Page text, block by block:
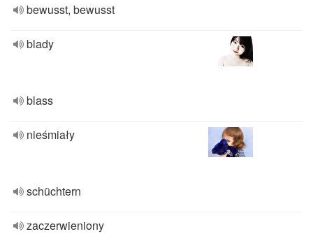
bewusst, bewusst
blady
blass
nieśmiały
schüchtern
zaczerwieniony